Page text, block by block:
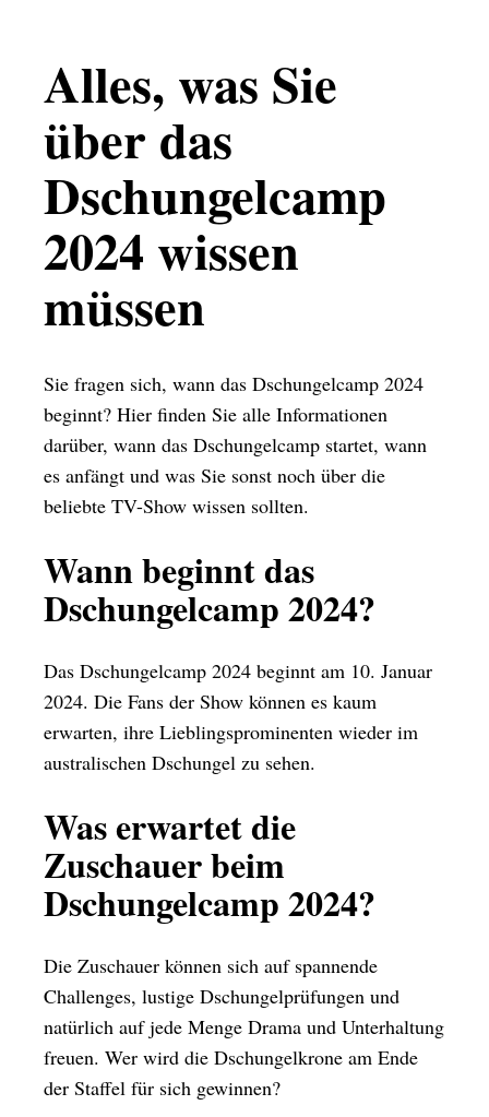
Alles, was Sie
über das
Dschungelcamp
2024 wissen
müssen
Sie fragen sich, wann das Dschungelcamp 2024
beginnt? Hier finden Sie alle Informationen
darüber, wann das Dschungelcamp startet, wann
es anfängt und was Sie sonst noch über die
beliebte TV-Show wissen sollten.
Wann beginnt das
Dschungelcamp 2024?
Das Dschungelcamp 2024 beginnt am 10. Januar
2024. Die Fans der Show können es kaum
erwarten, ihre Lieblingsprominenten wieder im
australischen Dschungel zu sehen.
Was erwartet die
Zuschauer beim
Dschungelcamp 2024?
Die Zuschauer können sich auf spannende
Challenges, lustige Dschungelprüfungen und
natürlich auf jede Menge Drama und Unterhaltung
freuen. Wer wird die Dschungelkrone am Ende
der Staffel für sich gewinnen?